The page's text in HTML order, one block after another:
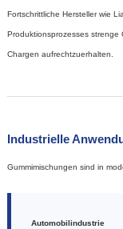
Fortschrittliche Hersteller wie
Produktionsprozesses strenge
Chargen aufrechtzuerhalten.
Industrielle
Gummimischungen sind in
Automobilindustrie